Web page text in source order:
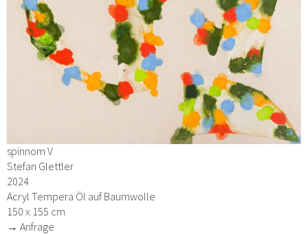
spinnom V
Stefan Glettler
2024
Acryl Tempera Öl auf Baumwolle
150 x 155 cm
→ Anfrage